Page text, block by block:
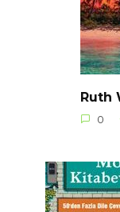
Ruth
0